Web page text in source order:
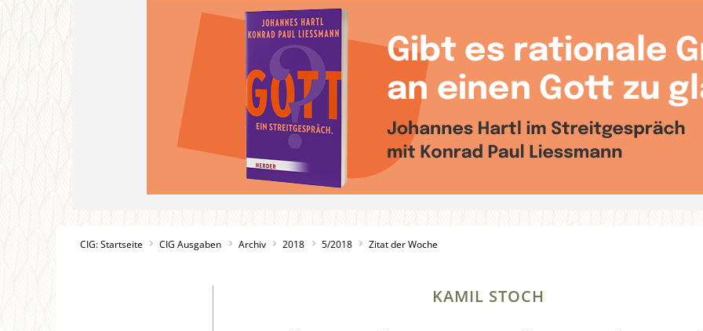
CIG: Startseite CIG Ausgaben Archiv 2018 5/2018 Zitat der Woche
KAMIL STOCH